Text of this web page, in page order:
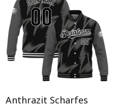
Anthrazit Scharfes